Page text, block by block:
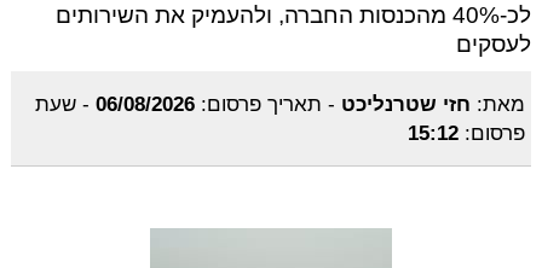
לכ-40% מהכנסות החברה, ולהעמיק את השירותים
לעסקים
מאת: חזי שטרנליכט - תאריך פרסום: 06/08/2026
- שעת
פרסום: 15:12